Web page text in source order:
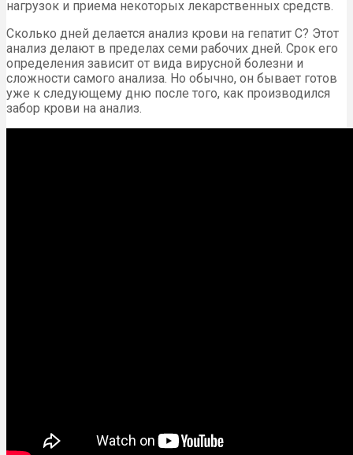
нагрузок и приема некоторых лекарственных средств.
Сколько дней делается анализ крови на гепатит С? Этот
анализ делают в пределах семи рабочих дней. Срок его
определения зависит от вида вирусной болезни и
сложности самого анализа. Но обычно, он бывает готов
уже к следующему дню после того, как производился
забор крови на анализ.